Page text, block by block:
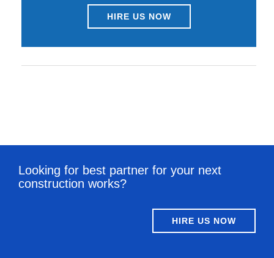
HIRE US NOW
Looking for best partner for your next
construction works?
HIRE US NOW